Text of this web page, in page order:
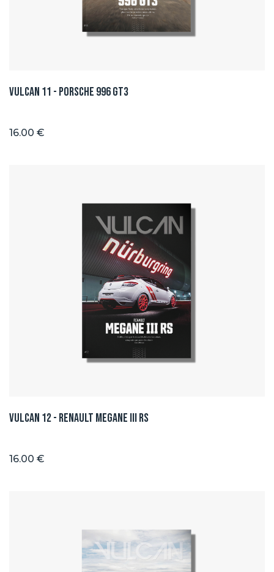
Vulcan 11 - Porsche 996 GT3
16.00 €
Vulcan 12 - Renault Megane III RS
16.00 €